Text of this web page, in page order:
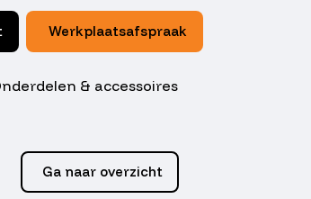
Werkplaatsafspraak
& accessoires
Ga naar overzicht